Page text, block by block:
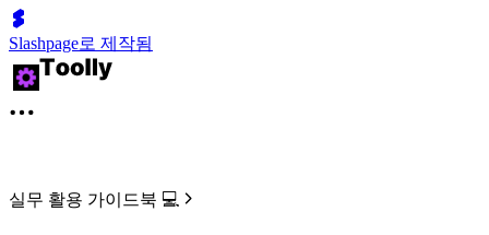
Slashpage로 제작됨
실무 활용 가이드북 💻